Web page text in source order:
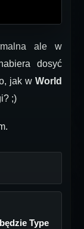
ale w
dosyć
jak w World
;)
Type